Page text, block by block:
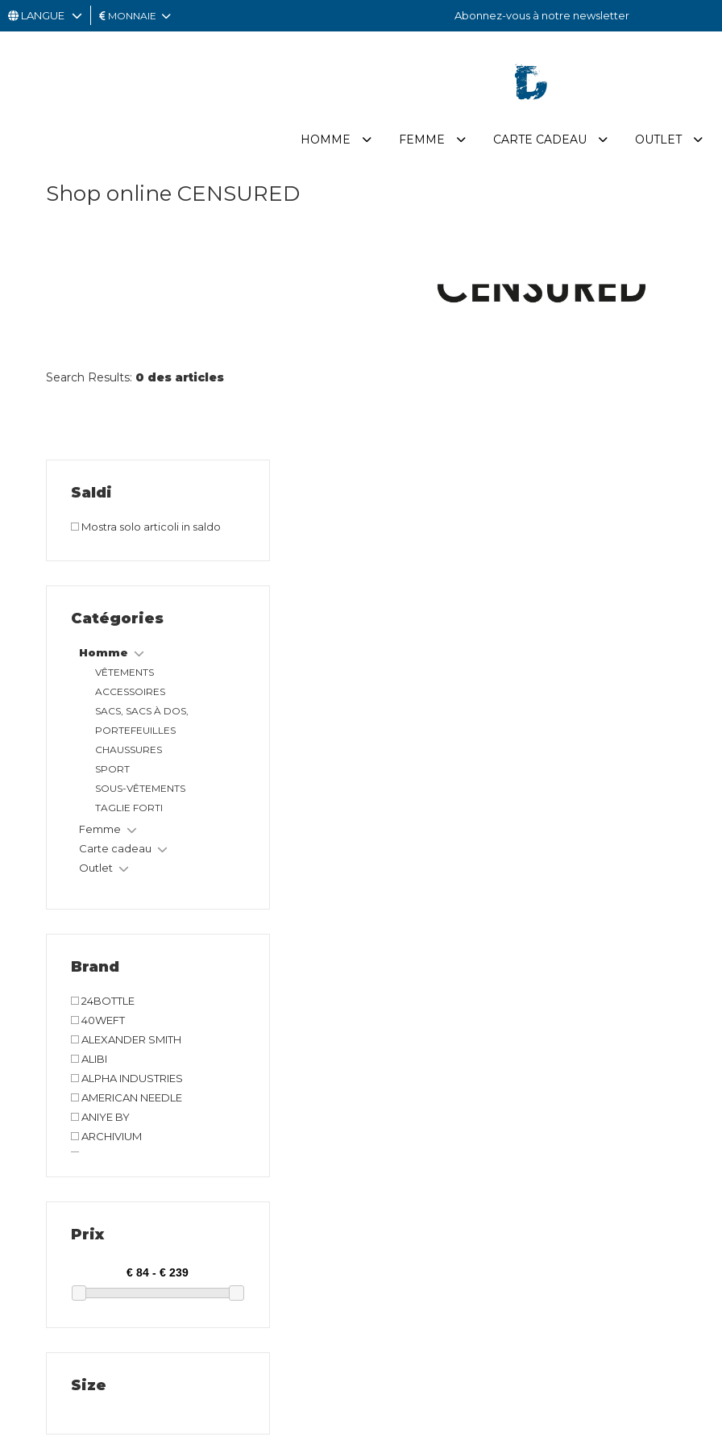
OUTLET
LANGUE MONNAIE Abonnez-vous à notre newsletter
HOMME FEMME CARTE CADEAU OUTLET
Shop online CENSURED
Search Results: 0 des articles
Saldi
Mostra solo articoli in saldo
Catégories
Homme
VÊTEMENTS
ACCESSOIRES
SACS, SACS À DOS,
PORTEFEUILLES
CHAUSSURES
SPORT
SOUS-VÊTEMENTS
TAGLIE FORTI
Femme
Carte cadeau
Outlet
Brand
24BOTTLE
40WEFT
ALEXANDER SMITH
ALIBI
ALPHA INDUSTRIES
AMERICAN NEEDLE
ANIYE BY
ARCHIVIUM
BOMBOOGIE
CAFE' NOIR
CRYADY
Prix
Size